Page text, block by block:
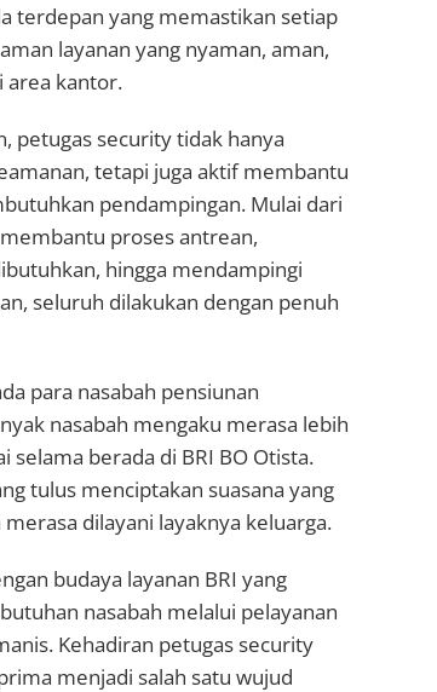
terdepan yang memastikan setiap
layanan yang nyaman, aman,
area kantor.
petugas security tidak hanya
tetapi juga aktif membantu
pendampingan. Mulai dari
proses antrean,
hingga mendampingi
seluruh dilakukan dengan penuh
para nasabah pensiunan
nasabah mengaku merasa lebih
selama berada di BRI BO Otista.
tulus menciptakan suasana yang
dilayani layaknya keluarga.
budaya layanan BRI yang
nasabah melalui pelayanan
Kehadiran petugas security
menjadi salah satu wujud